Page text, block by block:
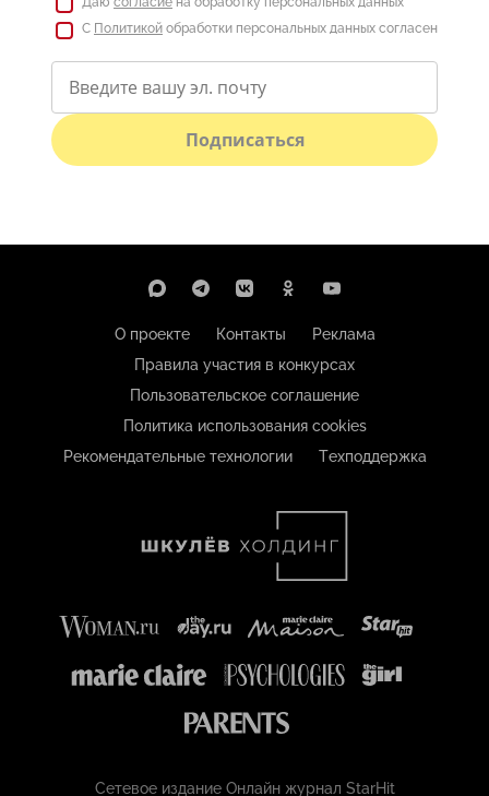
С Политикой обработки персональных данных согласен
Подписаться
О проекте Контакты
Реклама
Правила участия в конкурсах
Пользовательское соглашение
Политика использования cookies
Рекомендательные технологии
Техподдержка
Сетевое издание Онлайн журнал StarHit